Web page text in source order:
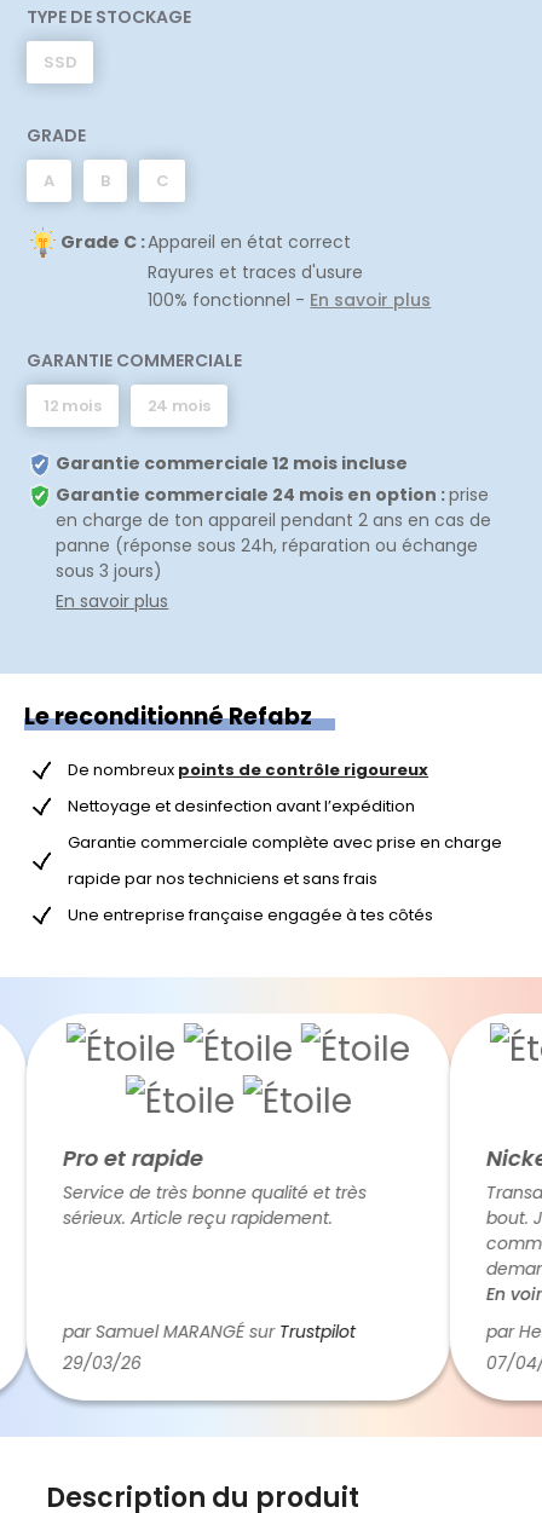
TYPE DE STOCKAGE
SSD
GRADE
A B C
Grade C :Appareil en état correct
Rayures et traces d'usure
100% fonctionnel - En savoir plus
GARANTIE COMMERCIALE
12 mois 24 mois
Garantie commerciale 12 mois incluse
Garantie commerciale 24 mois en option :prise
en charge de ton appareil pendant 2 ans en cas de
panne (réponse sous 24h, réparation ou échange
sous 3 jours)
En savoir plus
Le reconditionné Refabz
De nombreux points de contrôle rigoureux
Nettoyage et desinfection avant l’expédition
Garantie commerciale complète avec prise en charge
rapide par nos techniciens et sans frais
Une entreprise française engagée à tes côtés
Pro et rapide
Service de très bonne qualité et très
sérieux. Article reçu rapidement.
29/03/26
par Samuel MARANGÉ surTrustpilot
bout.
Julien a
la
En voir
07/04/26
par
Description du produit